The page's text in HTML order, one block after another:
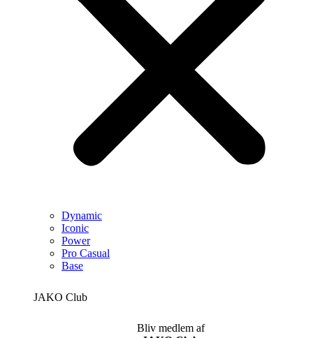
Dynamic
Iconic
Power
Pro Casual
Base
JAKO Club
Bliv medlem af